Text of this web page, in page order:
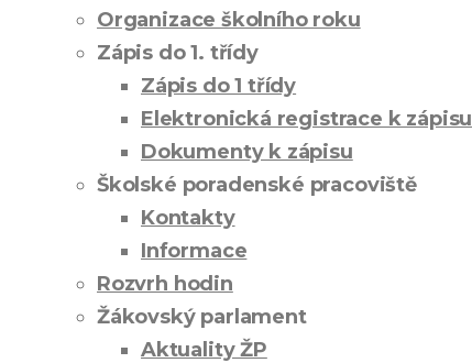
Organizace školního roku
Zápis do 1. třídy
Zápis do 1 třídy
Elektronická registrace k zápisu
Dokumenty k zápisu
Školské poradenské pracoviště
Kontakty
Informace
Rozvrh hodin
Žákovský parlament
Aktuality ŽP